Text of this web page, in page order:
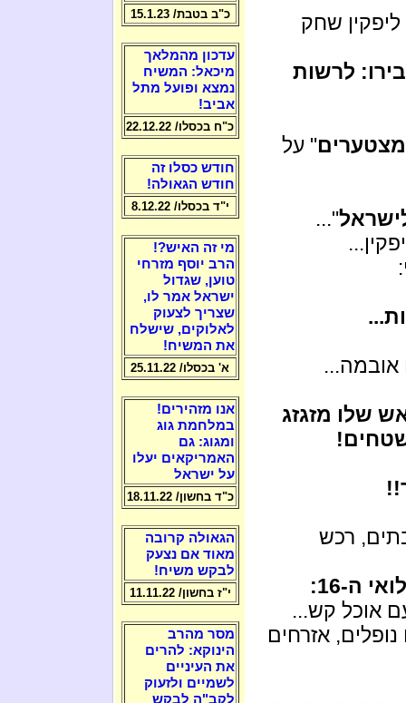
שחק
לרשות
מצטערים" על
"...
אובמה...
שלו מזגזג
רכש
ה-16:
אוכל קש...
אזרחים
כ"ב בטבת/ 15.1.23
עדכון מהמלאך
מיכאל: המשיח
נמצא ופועל מתל
אביב!
כ"ח בכסלו/ 22.12.22
חודש כסלו זה
חודש הגאולה!
י"ד בכסלו/ 8.12.22
מי זה האיש?!
הרב יוסף מזרחי
טוען, שגדול
ישראל אמר לו,
שצריך לצעוק
לאלוקים, שישלח
את המשיח!
א' בכסלו/ 25.11.22
אנו מזהירים!
במלחמת גוג
ומגוג: גם
האמריקאים יעלו
על ישראל
כ"ד בחשון/ 18.11.22
הגאולה קרובה
מאוד אם נצעק
לבקש משיח!
י"ז בחשון/ 11.11.22
מסר מהרב
הינוקא: להרים
את העיניים
לשמיים ולזעוק
לקב"ה לבקש